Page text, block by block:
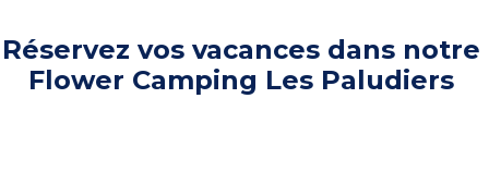
Réservez vos vacances dans notre
Flower Camping Les Paludiers